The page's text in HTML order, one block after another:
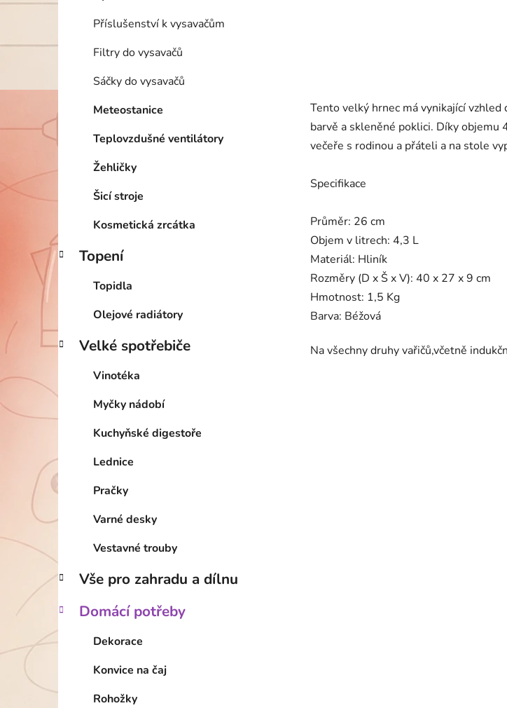
Příslušenství k vysavačům
Filtry do vysavačů
Sáčky do vysavačů
Meteostanice
Teplovzdušné ventilátory
Žehličky
Šicí stroje
Kosmetická zrcátka
Topení
Topidla
Olejové radiátory
Velké spotřebiče
Vinotéka
Myčky nádobí
Kuchyňské digestoře
Lednice
Pračky
Varné desky
Vestavné trouby
Vše pro zahradu a dílnu
Domácí potřeby
Dekorace
Konvice na čaj
Rohožky
Tento velký hrnec má vynikající
barvě a skleněné poklici. Díky objemu
večeře s rodinou a přáteli a na stole
Specifikace
Průměr: 26 cm
Objem v litrech: 4,3 L
Materiál: Hliník
Rozměry (D x Š x V): 40 x 27 x 9 cm
Hmotnost: 1,5 Kg
Barva: Béžová
Na všechny druhy vařičů,včetně